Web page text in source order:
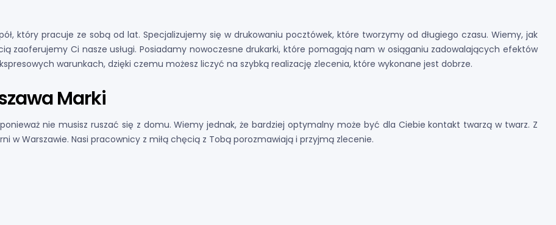
który pracuje ze sobą od lat. Specjalizujemy się w drukowaniu pocztówek, które tworzymy od długiego czasu. Wiemy, jak
zaoferujemy Ci nasze usługi. Posiadamy nowoczesne drukarki, które pomagają nam w osiąganiu zadowalających efektów
warunkach, dzięki czemu możesz liczyć na szybką realizację zlecenia, które wykonane jest dobrze.
Marki
nie musisz ruszać się z domu. Wiemy jednak, że bardziej optymalny może być dla Ciebie kontakt twarzą w twarz. Z
w Warszawie. Nasi pracownicy z miłą chęcią z Tobą porozmawiają i przyjmą zlecenie.